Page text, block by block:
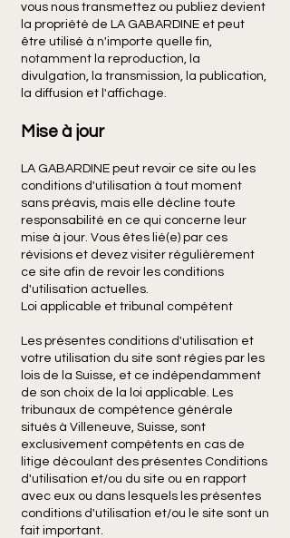
vous nous transmettez ou publiez devient
la propriété de LA GABARDINE et peut
être utilisé à n'importe quelle fin,
notamment la reproduction, la
divulgation, la transmission, la publication,
la diffusion et l'affichage.
Mise à jour
LA GABARDINE peut revoir ce site ou les
conditions d'utilisation à tout moment
sans préavis, mais elle décline toute
responsabilité en ce qui concerne leur
mise à jour. Vous êtes lié(e) par ces
révisions et devez visiter régulièrement
ce site afin de revoir les conditions
d'utilisation actuelles.
Loi applicable et tribunal compétent
Les présentes conditions d'utilisation et
votre utilisation du site sont régies par les
lois de la Suisse, et ce indépendamment
de son choix de la loi applicable. Les
tribunaux de compétence générale
situés à Villeneuve, Suisse, sont
exclusivement compétents en cas de
litige découlant des présentes Conditions
d'utilisation et/ou du site ou en rapport
avec eux ou dans lesquels les présentes
conditions d'utilisation et/ou le site sont un
fait important.